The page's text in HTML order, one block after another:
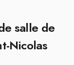
salle de
Nicolas